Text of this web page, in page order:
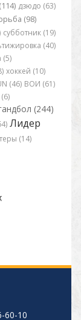
дзюдо (63)
(98)
субботник (19)
(40)
(5)
хоккей (10)
(46) ВОИ (61)
(244)
Лидер
(14)
60-10